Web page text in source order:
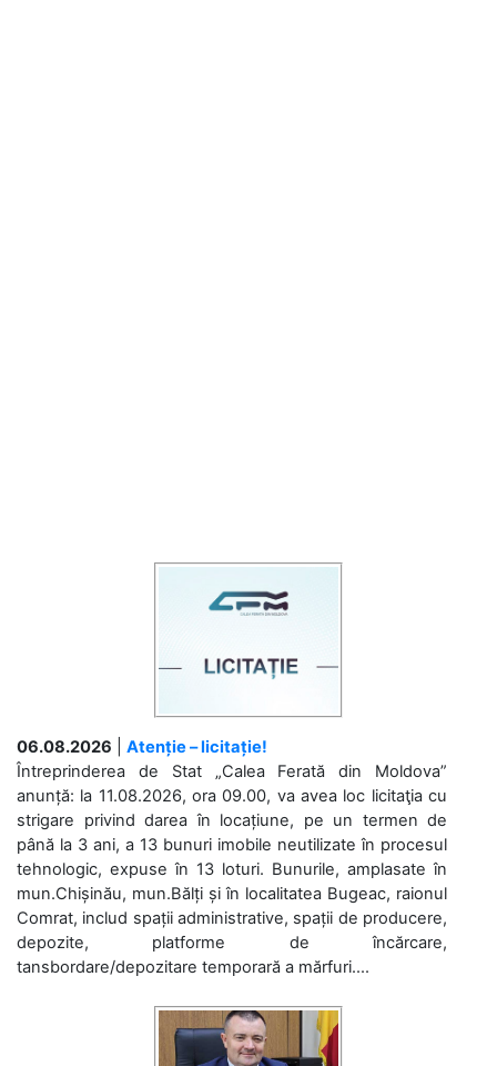
06.08.2026
Atenție – licitație!
Întreprinderea de Stat „Calea Ferată din Moldova”
anunță: la 11.08.2026, ora 09.00, va avea loc licitaţia cu
strigare privind darea în locațiune, pe un termen de
până la 3 ani, a 13 bunuri imobile neutilizate în procesul
tehnologic, expuse în 13 loturi. Bunurile, amplasate în
mun.Chișinău, mun.Bălți și în localitatea Bugeac, raionul
Comrat, includ spații administrative, spații de producere,
depozite, platforme de încărcare,
tansbordare/depozitare temporară a mărfuri....